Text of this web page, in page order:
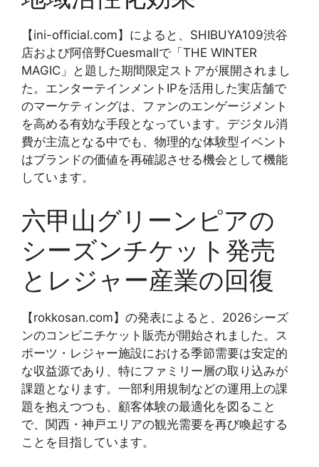
【ini-official.com】によると、SHIBUYA109渋谷
店および阿倍野Cuesmallで「THE WINTER
MAGIC」と題した期間限定ストアが展開されまし
た。エンターテインメントIPを活用した実店舗で
のマーケティングは、ファンのエンゲージメント
を高める有効な手段となっています。デジタル消
費が主流となる中でも、物理的な体験型イベント
はブランドの価値を再確認させる機会として機能
しています。
六甲山グリーンピアの
シーズンチケット発売
とレジャー産業の回復
【rokkosan.com】の発表によると、2026シーズ
ンのコンビニチケット販売が開始されました。ス
ポーツ・レジャー施設における季節需要は安定的
な収益源であり、特にファミリー層の取り込みが
課題となります。一部利用規制などの運用上の課
題を抱えつつも、顧客体験の最適化を図ること
で、関西・神戸エリアの観光需要を再び喚起する
ことを目指しています。